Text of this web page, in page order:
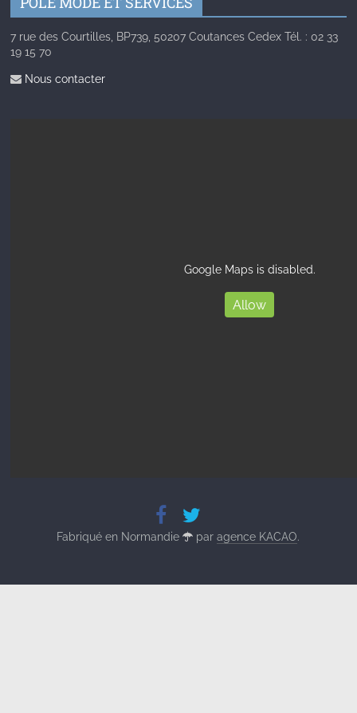
7 rue des Courtilles, BP739, 50207 Coutances Cedex Tél. : 02 33
19 15 70
Nous contacter
Google Maps is disabled.
Allow
Fabriqué en Normandie paragence KACAO.